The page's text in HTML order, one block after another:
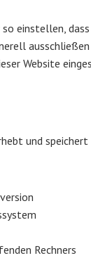
einstellen,
ausschließen
Website
und
Rechners